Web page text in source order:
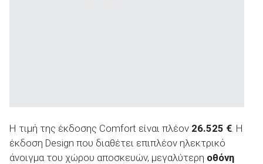
Η τιμή της έκδοσης Comfort είναι πλέον 26.525 € . Η
έκδοση Design που διαθέτει επιπλέον ηλεκτρικό
άνοιγμα του χώρου αποσκευών, μεγαλύτερη οθόνη